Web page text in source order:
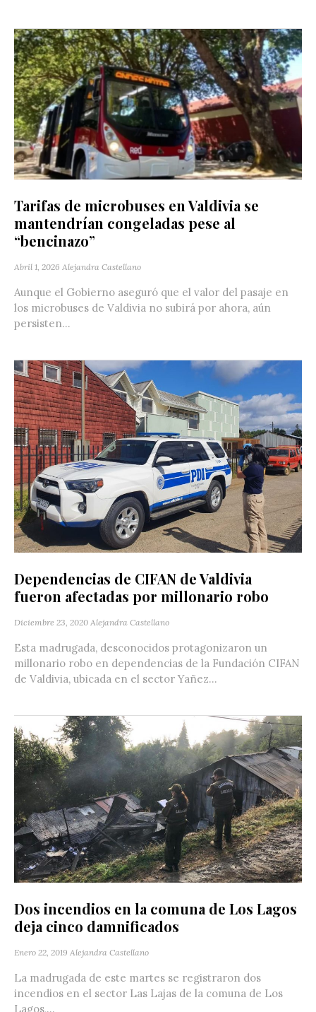
Tarifas de microbuses en Valdivia se
mantendrían congeladas pese al
“bencinazo”
Abril 1, 2026 Alejandra Castellano
Aunque el Gobierno aseguró que el valor del pasaje en
los microbuses de Valdivia no subirá por ahora, aún
persisten...
Dependencias de CIFAN de Valdivia
fueron afectadas por millonario robo
Diciembre 23, 2020 Alejandra Castellano
Esta madrugada, desconocidos protagonizaron un
millonario robo en dependencias de la Fundación CIFAN
de Valdivia, ubicada en el sector Yañez...
Dos incendios en la comuna de Los Lagos
deja cinco damnificados
Enero 22, 2019 Alejandra Castellano
La madrugada de este martes se registraron dos
incendios en el sector Las Lajas de la comuna de Los
Lagos,...